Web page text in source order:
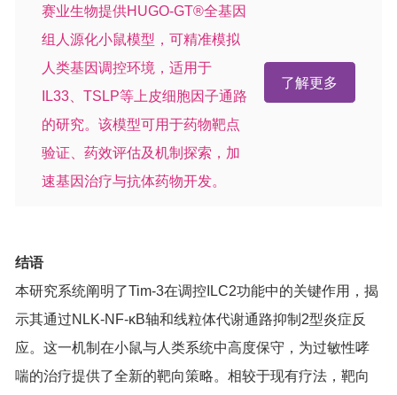
赛业生物提供HUGO-GT®全基因
组人源化小鼠模型，可精准模拟
人类基因调控环境，适用于
IL33、TSLP等上皮细胞因子通路
的研究。该模型可用于药物靶点
验证、药效评估及机制探索，加
速基因治疗与抗体药物开发。
了解更多
结语
本研究系统阐明了Tim-3在调控ILC2功能中的关键作用，揭
示其通过NLK-NF-κB轴和线粒体代谢通路抑制2型炎症反
应。这一机制在小鼠与人类系统中高度保守，为过敏性哮
喘的治疗提供了全新的靶向策略。相较于现有疗法，靶向